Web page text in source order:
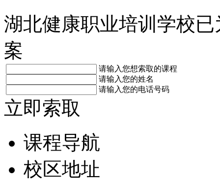
湖北健康职业培训学校
案
请输入您想索取的课程
请输入您的姓名
请输入您的电话号码
立即索取
课程导航
校区地址